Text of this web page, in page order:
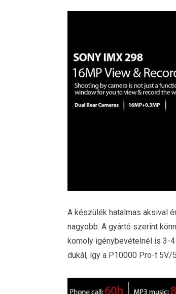
A készülék hatalmas aksival
nagyobb. A gyártó szerint
komoly igénybevételnél is 3-
dukál, így a P10000 Pro-t